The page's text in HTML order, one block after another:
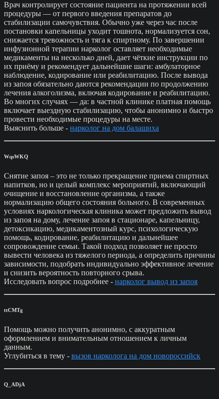
Врач контролирует состояние пациента на протяжении всей
процедуры — от первого введения препаратов до
стабилизации самочувствия. Обычно уже через час после
постановки капельницы уходит тошнота, нормализуется сон,
снижается тревожность и тяга к спиртному. По завершении
инфузионной терапии нарколог оставляет необходимые
медикаменты на несколько дней, дает чёткие инструкции по
их приёму и рекомендует дальнейшие шаги: амбулаторное
наблюдение, кодирование или реабилитацию. После вывода
из запоя обязательно даются рекомендации по продолжению
лечения алкоголизма, включая кодирование и реабилитацию.
Во многих случаях — да: в частной клинике платная помощь
включает выездную стабилизацию, чтобы анонимно и быстро
провести необходимые процедуры на месте.
Выяснить больше - нарколог на дом балашиха
WqsWKQ
Снятие запоя – это не только прекращение приема спиртных
напитков, но и целый комплекс мероприятий, включающий
очищение и восстановление организма, а также
нормализацию общего состояния больного. В современных
условиях наркологическая клиника может предложить вывод
из запоя на дому, лечение запоя в стационаре, капельницу,
детоксикацию, медикаментозный курс, психологическую
помощь, кодирование, реабилитацию и дальнейшее
сопровождение семьи. Такой подход позволяет не просто
вывести человека из тяжелого периода, а определить причины
зависимости, подобрать индивидуально эффективное лечение
и снизить вероятность повторного срыва.
Исследовать вопрос подробнее - нарколог вывод из запоя
ttCMTg
Помощь можно получить анонимно, с аккуратным
оформлением и внимательным отношением к личным
данным.
Углубиться в тему - вызов нарколога на дом новороссийск
Q_ADjA